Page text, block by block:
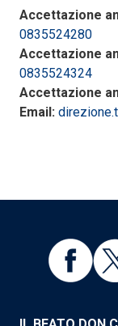
Accettazione
0835524280
Accettazione
0835524324
Accettazione
Email: